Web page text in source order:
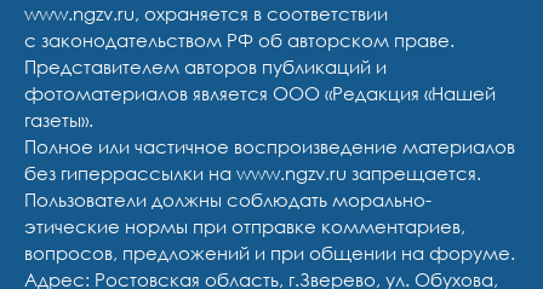
www.ngzv.ru, охраняется в соответствии
с законодательством РФ об авторском праве.
Представителем авторов публикаций и
фотоматериалов является ООО «Редакция «Нашей
газеты».
Полное или частичное воспроизведение материалов
без гиперрассылки на www.ngzv.ru запрещается.
Пользователи должны соблюдать морально-
этические нормы при отправке комментариев,
вопросов, предложений и при общении на форуме.
Адрес: Ростовская область, г.Зверево, ул. Обухова,